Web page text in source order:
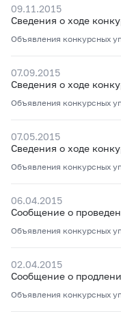
09.11.2015
Сведения о ходе
Объявления конкурсных
07.09.2015
Сведения о ходе
Объявления конкурсных
07.05.2015
Сведения о ходе
Объявления конкурсных
06.04.2015
Сообщение о
Объявления конкурсных
02.04.2015
Сообщение о
Объявления конкурсных